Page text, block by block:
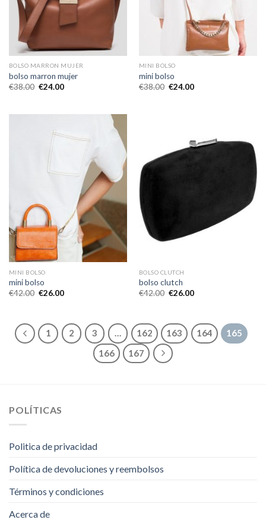
BOLSO MARRON MUJER
bolso marron mujer
€38.00 €24.00
MINI BOLSO
mini bolso
€38.00 €24.00
MINI BOLSO
mini bolso
€42.00 €26.00
BOLSO CLUTCH
bolso clutch
€42.00 €26.00
1 2 3 … 162 163 164
165
166
167
POLÍTICAS
Politica de privacidad
Política de devoluciones y reembolsos
Términos y condiciones
Acerca de